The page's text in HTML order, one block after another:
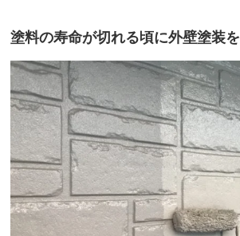
塗料の寿命が切れる頃に外壁塗装を